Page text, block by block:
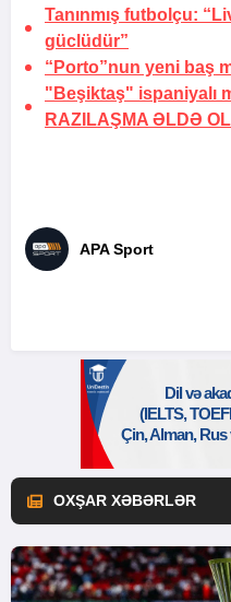
Tanınmış futbolçu:
güclüdür”
“Porto”nun yeni baş
"Beşiktaş" ispaniyalı
RAZILAŞMA ƏLDƏ
APA Sport
OXŞAR XƏBƏRLƏR